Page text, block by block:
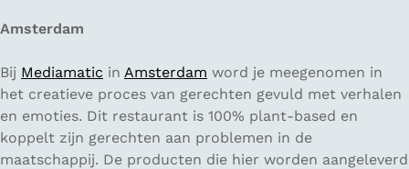
Amsterdam
Bij Mediamatic in Amsterdam word je meegenomen in
het creatieve proces van gerechten gevuld met verhalen
en emoties. Dit restaurant is 100% plant-based en
koppelt zijn gerechten aan problemen in de
maatschappij. De producten die hier worden aangeleverd